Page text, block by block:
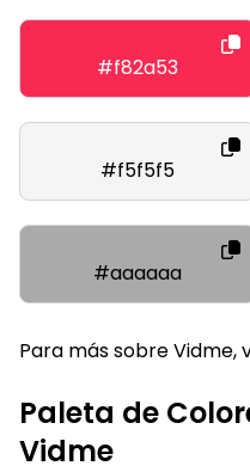
#f82a53
#f5f5f5
#aaaaaa
Para más sobre Vidme,
Paleta de
Vidme